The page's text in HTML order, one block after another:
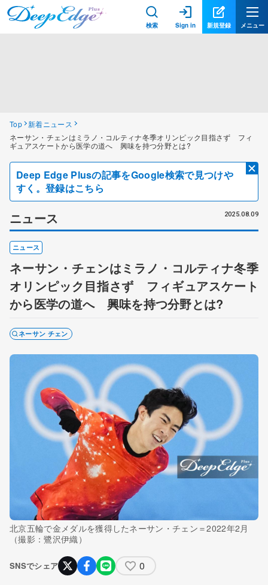
検索 Sign in 新規登録 メニュー
Top 新着ニュース
ネーサン・チェンはミラノ・コルティナ冬季オリンピック目指さず フィ
ギュアスケートから医学の道へ 興味を持つ分野とは?
Deep Edge Plusの記事をGoogle検索で見つけや
すく。登録はこちら
ニュース 2025.08.09
ニュース
ネーサン・チェンはミラノ・コルティナ冬季
オリンピック目指さず フィギュアスケート
から医学の道へ 興味を持つ分野とは?
ネーサン チェン
北京五輪で金メダルを獲得したネーサン・チェン＝2022年2月
（撮影：鷺沢伊織）
SNSでシェア 0